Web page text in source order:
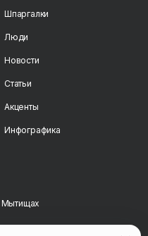
Шпаргалки
Люди
Новости
Статьи
Акценты
Инфографика
Мытищах